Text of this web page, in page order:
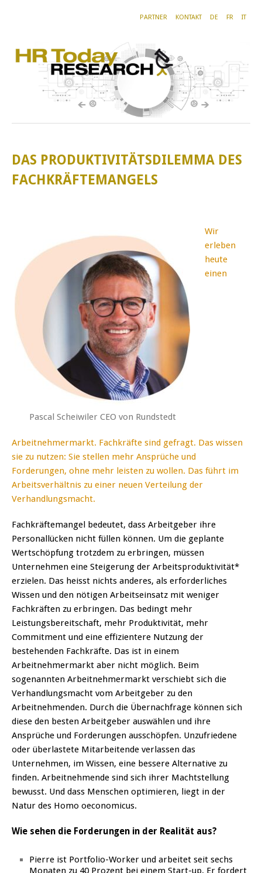
PARTNER KONTAKT DE FR IT
DAS PRODUKTIVITÄTSDILEMMA DES
FACHKRÄFTEMANGELS
Pascal Scheiwiler CEO von Rundstedt
Wir
erleben
heute
einen
Arbeitnehmermarkt. Fachkräfte sind gefragt. Das wissen
sie zu nutzen: Sie stellen mehr Ansprüche und
Forderungen, ohne mehr leisten zu wollen. Das führt im
Arbeitsverhältnis zu einer neuen Verteilung der
Verhandlungsmacht.
Fachkräftemangel bedeutet, dass Arbeitgeber ihre
Personallücken nicht füllen können. Um die geplante
Wertschöpfung trotzdem zu erbringen, müssen
Unternehmen eine Steigerung der Arbeitsproduktivität*
erzielen. Das heisst nichts anderes, als erforderliches
Wissen und den nötigen Arbeitseinsatz mit weniger
Fachkräften zu erbringen. Das bedingt mehr
Leistungsbereitschaft, mehr Produktivität, mehr
Commitment und eine effizientere Nutzung der
bestehenden Fachkräfte. Das ist in einem
Arbeitnehmermarkt aber nicht möglich. Beim
sogenannten Arbeitnehmermarkt verschiebt sich die
Verhandlungsmacht vom Arbeitgeber zu den
Arbeitnehmenden. Durch die Übernachfrage können sich
diese den besten Arbeitgeber auswählen und ihre
Ansprüche und Forderungen ausschöpfen. Unzufriedene
oder überlastete Mitarbeitende verlassen das
Unternehmen, im Wissen, eine bessere Alternative zu
finden. Arbeitnehmende sind sich ihrer Machtstellung
bewusst. Und dass Menschen optimieren, liegt in der
Natur des Homo oeconomicus.
Wie sehen die Forderungen in der Realität aus?
Pierre ist Portfolio-Worker und arbeitet seit sechs
Monaten zu 40 Prozent bei einem Start-up. Er fordert